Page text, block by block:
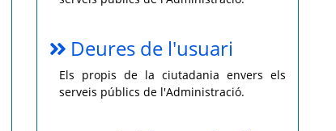
Deures de l'usuari
Els propis de la ciutadania envers els
serveis públics de l'Administració.